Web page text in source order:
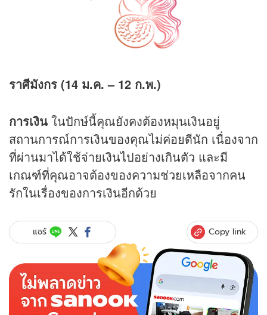
ราศีมังกร (14 ม.ค. – 12 ก.พ.)
การเงิน ในปักษ์นี้คุณยังคงต้องหมุนเงินอยู่
สถานการณ์การเงินของคุณไม่ค่อยดีนัก เนื่องจาก
ที่ผ่านมาได้ใช้จ่ายเงินไปอย่างเกินตัว และมี
เกณฑ์ที่คุณอาจต้องของความช่วยเหลือจากคน
รักในเรื่องของการเงินอีกด้วย
แชร์ Copy link